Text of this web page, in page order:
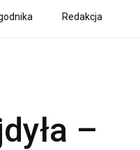
Redakcja
–